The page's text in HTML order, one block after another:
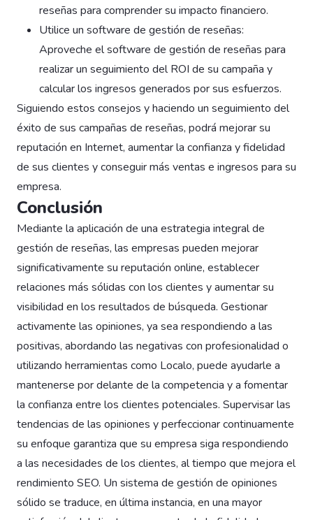
reseñas para comprender su impacto financiero.
Utilice un software de gestión de reseñas:
Aproveche el software de gestión de reseñas para
realizar un seguimiento del ROI de su campaña y
calcular los ingresos generados por sus esfuerzos.
Siguiendo estos consejos y haciendo un seguimiento del
éxito de sus campañas de reseñas, podrá mejorar su
reputación en Internet, aumentar la confianza y fidelidad
de sus clientes y conseguir más ventas e ingresos para su
empresa.
Conclusión
Mediante la aplicación de una estrategia integral de
gestión de reseñas, las empresas pueden mejorar
significativamente su reputación online, establecer
relaciones más sólidas con los clientes y aumentar su
visibilidad en los resultados de búsqueda. Gestionar
activamente las opiniones, ya sea respondiendo a las
positivas, abordando las negativas con profesionalidad o
utilizando herramientas como Localo, puede ayudarle a
mantenerse por delante de la competencia y a fomentar
la confianza entre los clientes potenciales. Supervisar las
tendencias de las opiniones y perfeccionar continuamente
su enfoque garantiza que su empresa siga respondiendo
a las necesidades de los clientes, al tiempo que mejora el
rendimiento SEO. Un sistema de gestión de opiniones
sólido se traduce, en última instancia, en una mayor